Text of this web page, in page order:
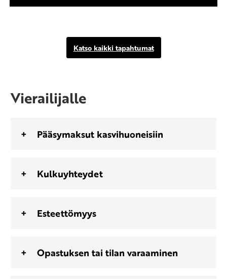
Katso kaikki tapahtumat
Vierailijalle
Pääsymaksut kasvihuoneisiin
Kulkuyhteydet
Esteettömyys
Opastuksen tai tilan varaaminen